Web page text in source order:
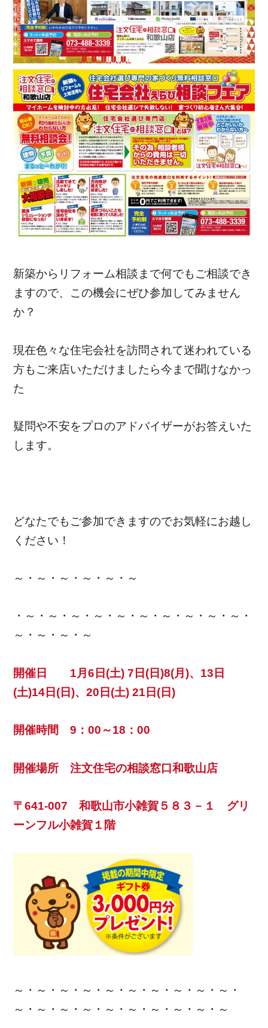
新築からリフォーム相談まで何でもご相談でき
ますので、この機会にぜひ参加してみません
か？
現在色々な住宅会社を訪問されて迷われている
方もご来店いただけましたら今まで聞けなかっ
た
疑問や不安をプロのアドバイザーがお答えいた
します。
どなたでもご参加できますのでお気軽にお越し
ください！
～・～・～・～・～・～
・～・～・～・～・～・～・～・～・～・～・
～・～・～・～
開催日 1月6日(土) 7日(日)8(月)、13日
(土)14日(日)、20日(土) 21日(日)
開催時間 9：00～18：00
開催場所 注文住宅の相談窓口和歌山店
〒641-007 和歌山市小雑賀５８３－１ グリ
ーンフル小雑賀１階
～・～・～・～・～・～・～・～・～・～・
～・～・～・～・～・～・～・～・～・～